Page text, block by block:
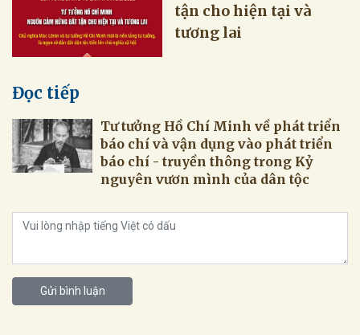
tận cho hiện tại và
tương lai
Đọc tiếp
Tư tưởng Hồ Chí Minh về phát triển
báo chí và vận dụng vào phát triển
báo chí - truyền thông trong Kỷ
nguyên vươn mình của dân tộc
Gửi bình luận